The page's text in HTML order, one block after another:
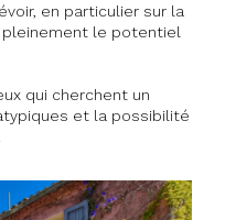
en particulier sur la
le potentiel
qui cherchent un
et la possibilité